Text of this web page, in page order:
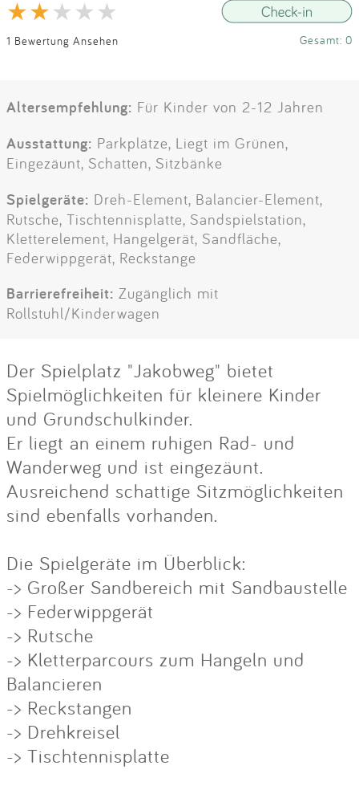
1 Bewertung Ansehen Gesamt: 0
Altersempfehlung: Für Kinder von 2-12 Jahren
Ausstattung: Parkplätze, Liegt im Grünen,
Eingezäunt, Schatten, Sitzbänke
Spielgeräte: Dreh-Element, Balancier-Element,
Rutsche, Tischtennisplatte, Sandspielstation,
Kletterelement, Hangelgerät, Sandfläche,
Federwippgerät, Reckstange
Barrierefreiheit: Zugänglich mit
Rollstuhl/Kinderwagen
Der Spielplatz "Jakobweg" bietet
Spielmöglichkeiten für kleinere Kinder
und Grundschulkinder.
Er liegt an einem ruhigen Rad- und
Wanderweg und ist eingezäunt.
Ausreichend schattige Sitzmöglichkeiten
sind ebenfalls vorhanden.
Die Spielgeräte im Überblick:
-> Großer Sandbereich mit Sandbaustelle
-> Federwippgerät
-> Rutsche
-> Kletterparcours zum Hangeln und
Balancieren
-> Reckstangen
-> Drehkreisel
-> Tischtennisplatte